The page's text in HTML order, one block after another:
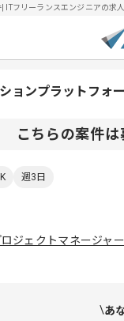
| ITフリーランスエンジニアの
ョンプラットフォ
こちらの案件
週3日
ロジェクトマネージャ
あ